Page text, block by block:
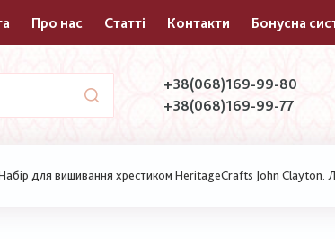
Про нас Статті Контакти Бонусна
+38(068)169-99-80
+38(068)169-99-77
для вишивання хрестиком HeritageCrafts John Clayton.